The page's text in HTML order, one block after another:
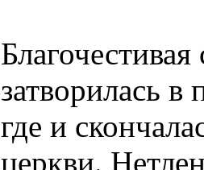
затворилась
где и
церкви.